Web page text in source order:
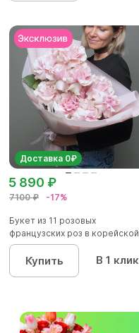
Доставка 0₽
7100 ₽ -17%
5 890 ₽
Букет из 11 розовых
французских роз в корейской
упаковк...
Купить В 1 клик